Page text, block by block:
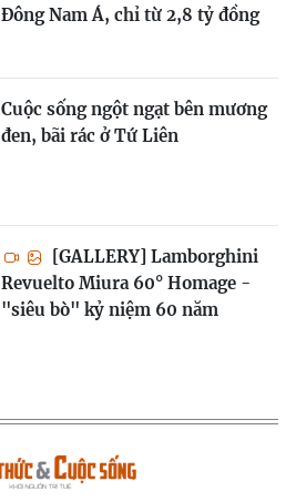
Đông Nam Á, chỉ từ 2,8 tỷ đồng
Cuộc sống ngột ngạt bên mương
đen, bãi rác ở Tứ Liên
[GALLERY] Lamborghini
Revuelto Miura 60° Homage -
"siêu bò" kỷ niệm 60 năm